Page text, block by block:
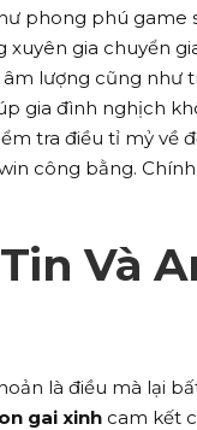
phong phú game
gia chuyển
lượng cũng như
gia đình nghịch
tra điều tỉ mỷ về
công bằng.
Và
là điều mà lại
gai xinh cam kết